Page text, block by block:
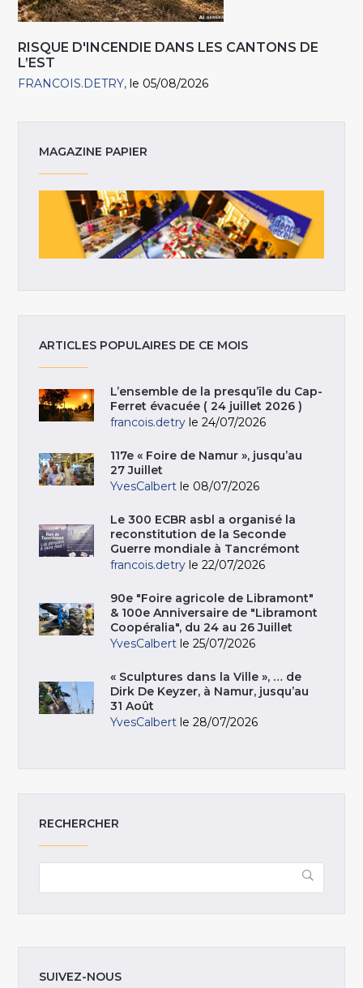
RISQUE D'INCENDIE DANS LES CANTONS DE
L’EST
FRANCOIS.DETRY le 05/08/2026
MAGAZINE PAPIER
ARTICLES POPULAIRES DE CE MOIS
L’ensemble de la presqu’île du Cap-
Ferret évacuée ( 24 juillet 2026 )
francois.detry le 24/07/2026
117e « Foire de Namur », jusqu’au
27 Juillet
YvesCalbert le 08/07/2026
Le 300 ECBR asbl a organisé la
reconstitution de la Seconde
Guerre mondiale à Tancrémont
francois.detry le 22/07/2026
90e "Foire agricole de Libramont"
& 100e Anniversaire de "Libramont
Coopéralia", du 24 au 26 Juillet
YvesCalbert le 25/07/2026
« Sculptures dans la Ville », … de
Dirk De Keyzer, à Namur, jusqu’au
31 Août
YvesCalbert le 28/07/2026
RECHERCHER
SUIVEZ-NOUS